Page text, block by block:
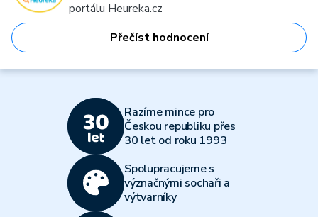
portálu Heureka.cz
Přečíst hodnocení
Razíme mince pro
Českou republiku přes
30 let od roku 1993
Spolupracujeme s
význačnými sochaři a
výtvarníky